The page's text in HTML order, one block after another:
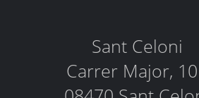
Sant Celoni
Carrer Major,